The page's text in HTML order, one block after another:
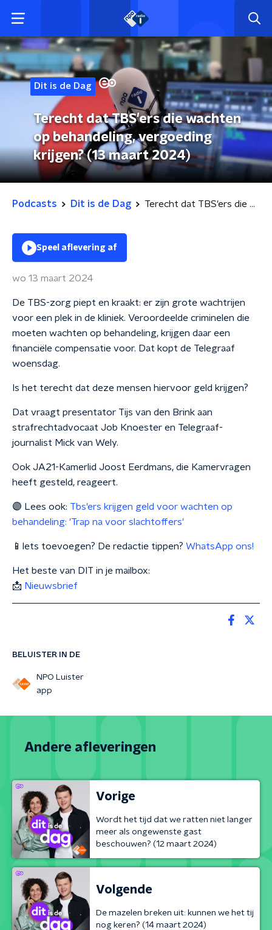
Dit is de Dag
Terecht dat TBS'ers die wachten
op behandeling, vergoeding
krijgen? (13 maart 2024)
Podcasts Dit is de Dag Terecht dat TBS'ers die wachten op behandeling, vergoeding krijgen? (13 maart 2024)
BELUISTER IN DE
NPO Luister
app
Speel aflevering af
wo 13 maart 2024
De TBS-zorg piept en kraakt: er zijn grote wachtrijen
voor een plek in de kliniek. Veroordeelde criminelen die
moeten wachten op behandeling, krijgen daar een
financiële compensatie voor. Dat kopt de Telegraaf
woensdag.
Is het terecht dat deze mensen hiervoor geld krijgen?
Dat vraagt presentator Tijs van den Brink aan
strafrechtadvocaat Job Knoester en Telegraaf-
journalist Mick van Wely.
Ook JA21-Kamerlid Joost Eerdmans, die Kamervragen
heeft gesteld, reageert.
🟣 Lees ook: Tbs'ers krijgen geld voor wachten op
behandeling: 'Trap na voor slachtoffers'
📱Iets toevoegen? De redactie tippen? WhatsApp ons!
Het beste van DIT in je mailbox:
📩 Nieuwsbrief
Andere afleveringen
Vorige
Wordt het tijd dat we ratten niet langer
meer als ongewenste gast
beschouwen? (12 maart 2024)
Volgende
De mazelen breken uit: kunnen we het tij
nog keren? (14 maart 2024)